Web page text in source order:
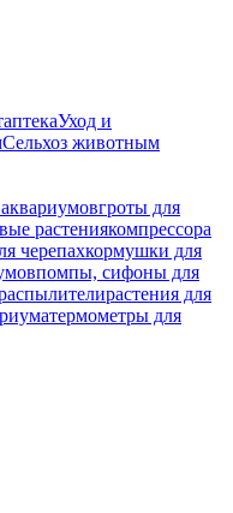
Уход и
Сельхоз животным
гроты для
растениякомпрессора
черепахкормушки для
помпы, сифоны для
растения для
термометры для